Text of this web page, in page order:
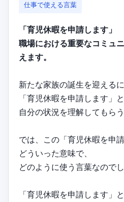
仕事で使える言葉
「育児休暇を申請します」
職場における重要なコミュ
えます。
新たな家族の誕生を迎えるに
「育児休暇を申請します」
自分の状況を理解してもら
では、この「育児休暇を申
どういった意味で、
どのように使う言葉なのでし
「育児休暇を申請します」